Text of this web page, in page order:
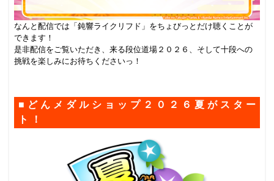
なんと配信では「鈍響ライクリフド」をちょびっとだけ聴くことが
できます！
是非配信をご覧いただき、来る段位道場２０２６、そして十段への
挑戦を楽しみにお待ちくださいっ！
■どんメダルショップ２０２６夏がスター
ト！